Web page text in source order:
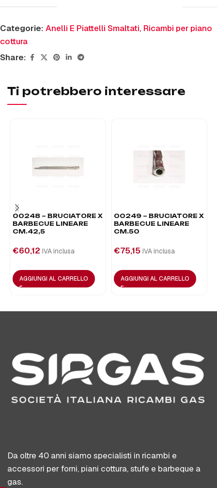
Categorie: Anelli E Piattelli Smaltati, Ricambi per piano
cottura
Share:
Ti potrebbero interessare
00248 – BRUCIATORE X
BARBECUE LINEARE
CM.42,5
€60,12 IVA inclusa
AGGIUNGI AL CARRELLO
00249 – BRUCIATORE X
BARBECUE LINEARE
CM.50
€75,15 IVA inclusa
AGGIUNGI AL CARRELLO
Da oltre 40 anni siamo specialisti in ricambi e
accessori per forni, piani cottura, stufe e barbeque a
gas.